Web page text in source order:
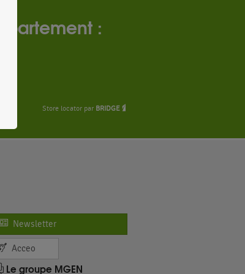
:
Store locator par BRIDGE
Newsletter
Acceo
Le groupe MGEN